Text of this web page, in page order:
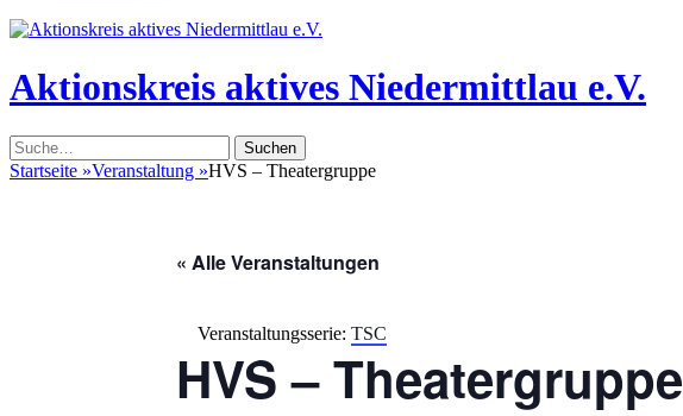
Header
Aktionskreis aktives Niedermittlau e.V.
Suche
nach:
Startseite »Veranstaltung »HVS – Theatergruppe
« Alle Veranstaltungen
Veranstaltungsserie: TSC
HVS – Theatergruppe